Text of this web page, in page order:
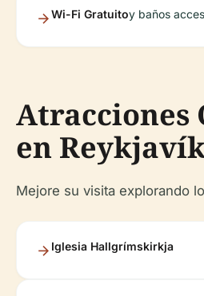
Wi-Fi Gratuitoy baños
Atracciones
en
Mejore su visita explorando
Iglesia Hallgrímskirkja